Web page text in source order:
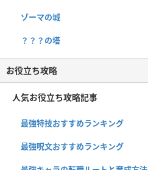
ゾーマの城
？？？の塔
お役立ち攻略
人気お役立ち攻略記事
最強特技おすすめランキング
最強呪文おすすめランキング